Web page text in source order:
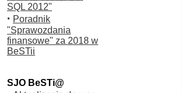
SQL 2012"
· Poradnik
"Sprawozdania
finansowe" za 2018 w
BeSTii
SJO BeSTi@